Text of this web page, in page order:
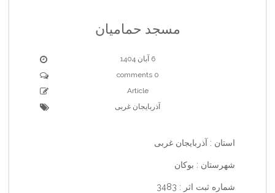
مسجد حمامیان
6 آبان 1404
0 comments
Article
آذربایجان غربی
استان : آذربایجان غربی
شهرستان : بوکان
شماره ثبت اثر : 3483